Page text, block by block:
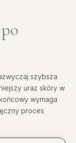
szybsza
uraz skóry w
wymaga
proces